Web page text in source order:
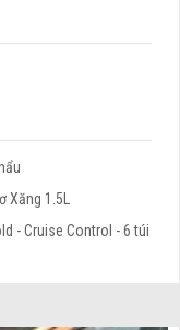
Xăng 1.5L
- Cruise Control - 6 túi